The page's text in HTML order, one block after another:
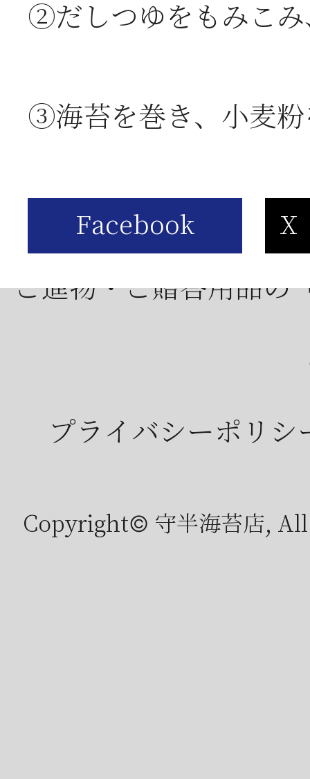
・白みそツ
ご進物・ご贈答用品の
プライバシーポリシ
Copyright© 守半海苔店,
②だしつゆをもみこ
③海苔を巻き、小麦